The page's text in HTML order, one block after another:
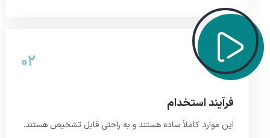
۰۲
فرآیند استخدام
این موارد کاملاً ساده هستند و به راحتی قابل تشخیص هستند.